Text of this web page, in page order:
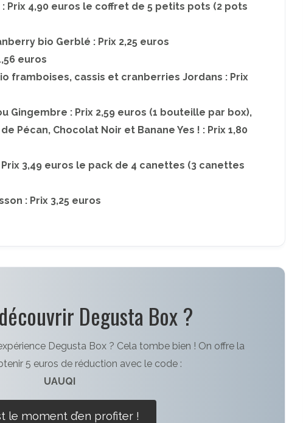
: Prix 4,90 euros le coffret de 5 petits pots (2 pots
bio Gerblé : Prix 2,25 euros
euros
framboises, cassis et cranberries Jordans : Prix
Gingembre : Prix 2,59 euros (1 bouteille par box),
Pécan, Chocolat Noir et Banane Yes ! : Prix 1,80
3,49 euros le pack de 4 canettes (3 canettes
: Prix 3,25 euros
Degusta Box ?
Degusta Box ? Cela tombe bien ! On offre la
5 euros de réduction avec le code :
UAUQI
le moment d’en profiter !